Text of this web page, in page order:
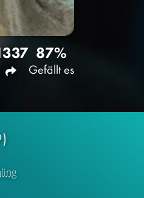
87%
Gefällt es